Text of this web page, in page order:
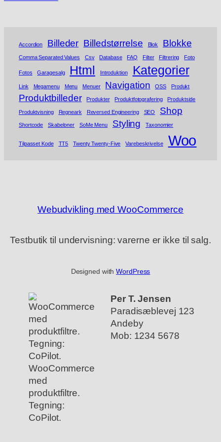
Accordion Billeder Billedstørrelse Blok Blokke
Comma Separated Values Csv Database FAQ Filter Filtrering Foto
Fotos Garagesalg Html Introduktion Kategorier
Link Megamenu Menu Menuer Navigation OSS Produkt
Produktbilleder Produkter Produktfotografering Produktside
Produktvisning Regneark Reversed Engineering SEO Shop
Shortcode Skabeloner SoMe Menu Styling Taxonomier
Tilpasset Kode TT5 Twenty Twenty-Five Varebeskrivelse Woo
Webudvikling med WooCommerce
Testbutik til undervisning: varerne er ikke til salg.
Designed withWordPress
WooCommerce
med
produktfiltre.
Tegning:
CoPilot.
Per T. Jensen
Paradisæblevej 123
Andeby
Mob: 1234 5678